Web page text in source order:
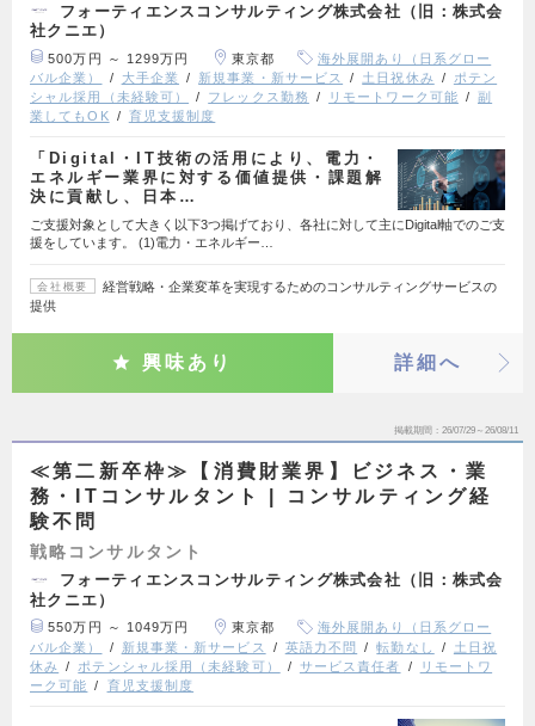
フォーティエンスコンサルティング株式会社（旧：株式会
社クニエ）
500万円 ～ 1299万円 東京都
海外展開あり（日系グロー
バル企業）
大手企業 新規事業・新サービス 土日祝休み
ポテン
シャル採用（未経験可）
フレックス勤務 リモートワーク可能
副
業してもOK
育児支援制度
「Digital・IT技術の活用により、電力・
エネルギー業界に対する価値提供・課題解
決に貢献し、日本…
ご支援対象として大きく以下3つ掲げており、各社に対して主にDigital軸でのご支
援をしています。 (1)電力・エネルギー…
会社概要
経営戦略・企業変革を実現するためのコンサルティングサービスの
提供
興味あり 詳細へ
掲載期間 26/07/29～26/08/11
≪第二新卒枠≫【消費財業界】ビジネス・業
務・ITコンサルタント | コンサルティング経
験不問
戦略コンサルタント
フォーティエンスコンサルティング株式会社（旧：株式会
社クニエ）
550万円 ～ 1049万円 東京都
海外展開あり（日系グロー
バル企業）
新規事業・新サービス 英語力不問 転勤なし
土日祝
休み
ポテンシャル採用（未経験可） サービス責任者
リモートワ
ーク可能
育児支援制度